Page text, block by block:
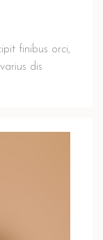
finibus orci,
dis